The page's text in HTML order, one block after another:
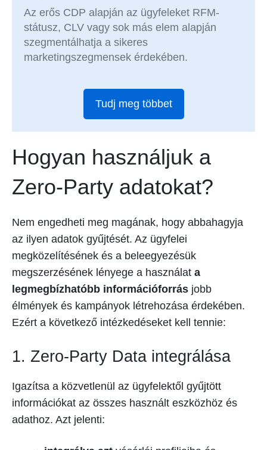
Az erős CDP alapján az ügyfeleket RFM-
státusz, CLV vagy sok más elem alapján
szegmentálhatja a sikeres
marketingszegmensek érdekében.
Tudj meg többet
Hogyan használjuk a
Zero-Party adatokat?
Nem engedheti meg magának, hogy abbahagyja
az ilyen adatok gyűjtését. Az ügyfelei
megközelítésének és a beleegyezésük
megszerzésének lényege a használat a
legmegbízhatóbb információforrás jobb
élmények és kampányok létrehozása érdekében.
Ezért a következő intézkedéseket kell tennie:
1. Zero-Party Data integrálása
Igazítsa a közvetlenül az ügyfelektől gyűjtött
információkat az összes használt eszközhöz és
adathoz. Azt jelenti: